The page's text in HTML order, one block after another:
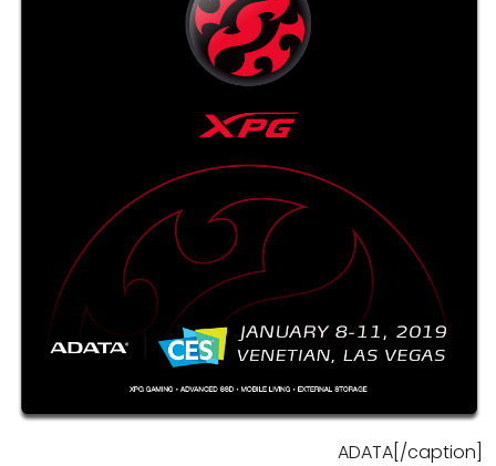
ADATA[/caption]